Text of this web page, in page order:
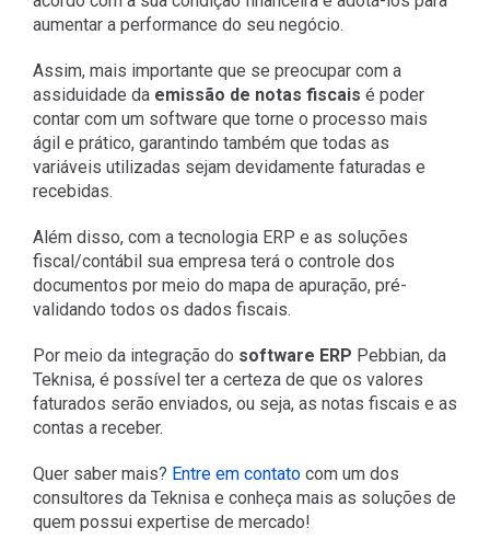
aumentar a performance do seu negócio.
Assim, mais importante que se preocupar com a
assiduidade da emissão de notas fiscais é poder
contar com um software que torne o processo mais
ágil e prático, garantindo também que todas as
variáveis utilizadas sejam devidamente faturadas e
recebidas.
Além disso, com a tecnologia ERP e as soluções
fiscal/contábil sua empresa terá o controle dos
documentos por meio do mapa de apuração, pré-
validando todos os dados fiscais.
Por meio da integração do software ERP Pebbian, da
Teknisa, é possível ter a certeza de que os valores
faturados serão enviados, ou seja, as notas fiscais e as
contas a receber.
Quer saber mais? Entre em contatocom um dos
consultores da Teknisa e conheça mais as soluções de
quem possui expertise de mercado!